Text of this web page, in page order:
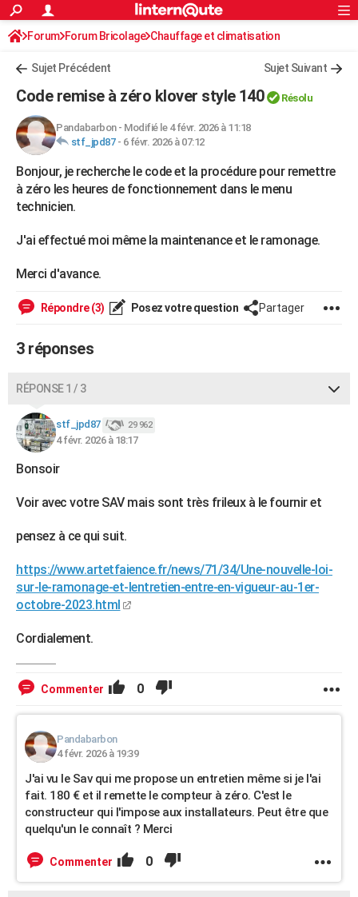
ACTUALITÉS
Politique
Société
Faits Divers
Education
Monde
Villes
+
FINANCE
Retraite
Impôts
Epargne
Immobilier
Risques naturels par ville
Banque
Assurance
Crédit
AUTO
Essais
Réserver un essai
Citadines
Berlines
SUV
Forum auto
+HIGH-TECH
Mobiles
Meilleur smartphone
Internet
Ordinateurs
Jeux vidéo
Guide high-tech
+BRICOLAGE
Forum
Aménagement intérieur
Extérieur
Cuisine
Salle de bains
Jardinage
Rangement
WEEK-END
Guides de France
Escapades
Patrimoine
Expositions
Musées
Week-end nature
+LIFESTYLE
Art de vivre
Bien-être
Loisirs
Mode
Modes de vie
SANTE
Alimentation
Guide de la santé
Maladies
Médicaments
Sommeil
VOYAGE
GUIDES D'ACHAT
BONS PLANS
CARTE DE VOEUX
Carte de Noël
Carte Bonne année
Carte Saint-Valentin
Carte Pâques
Carte d'anniversaire
DICTIONNAIRE
Dictionnaire
Biographies
Citations
Expressions
Proverbes
PROGRAMME TV
COPAINS D'AVANT
S'inscrire
Se connecter
Lycées
Collèges
Primaires
Universités
Entreprises
Service militaire
Avis de recherche
AVIS DE DÉCÈS
FORUM
Bricolage
Lifestyle
Culture
Sport
Auto
Television
Voyage
Cinema
Rechercher
S'inscrire
Connexion
Forum Forum Bricolage Chauffage et climatisation
Chauffage bois/pellet/granulés
Sujet Précédent Sujet Suivant
Code remise à zéro klover style 140 Résolu
Pandabarbon- Modifié le 4 févr. 2026 à 11:18
stf_jpd87- 6 févr. 2026 à 07:12
Bonjour, je recherche le code et la procédure pour remettre
à zéro les heures de fonctionnement dans le menu
technicien.
J'ai effectué moi même la maintenance et le ramonage.
Merci d'avance.
Répondre (3) Posez votre question Partager
3 réponses
RÉPONSE 1 / 3
stf_jpd87 29 962
4 févr. 2026 à 18:17
Bonsoir
Voir avec votre SAV mais sont très frileux à le fournir et
pensez à ce qui suit.
https://www.artetfaience.fr/news/71/34/Une-nouvelle-loi-
sur-le-ramonage-et-lentretien-entre-en-vigueur-au-1er-
octobre-2023.html
Cordialement.
Commenter 0
Pandabarbon
4 févr. 2026 à 19:39
J'ai vu le Sav qui me propose un entretien même si je l'ai
fait. 180 € et il remette le compteur à zéro. C'est le
constructeur qui l'impose aux installateurs. Peut être que
quelqu'un le connaît ? Merci
Commenter 0